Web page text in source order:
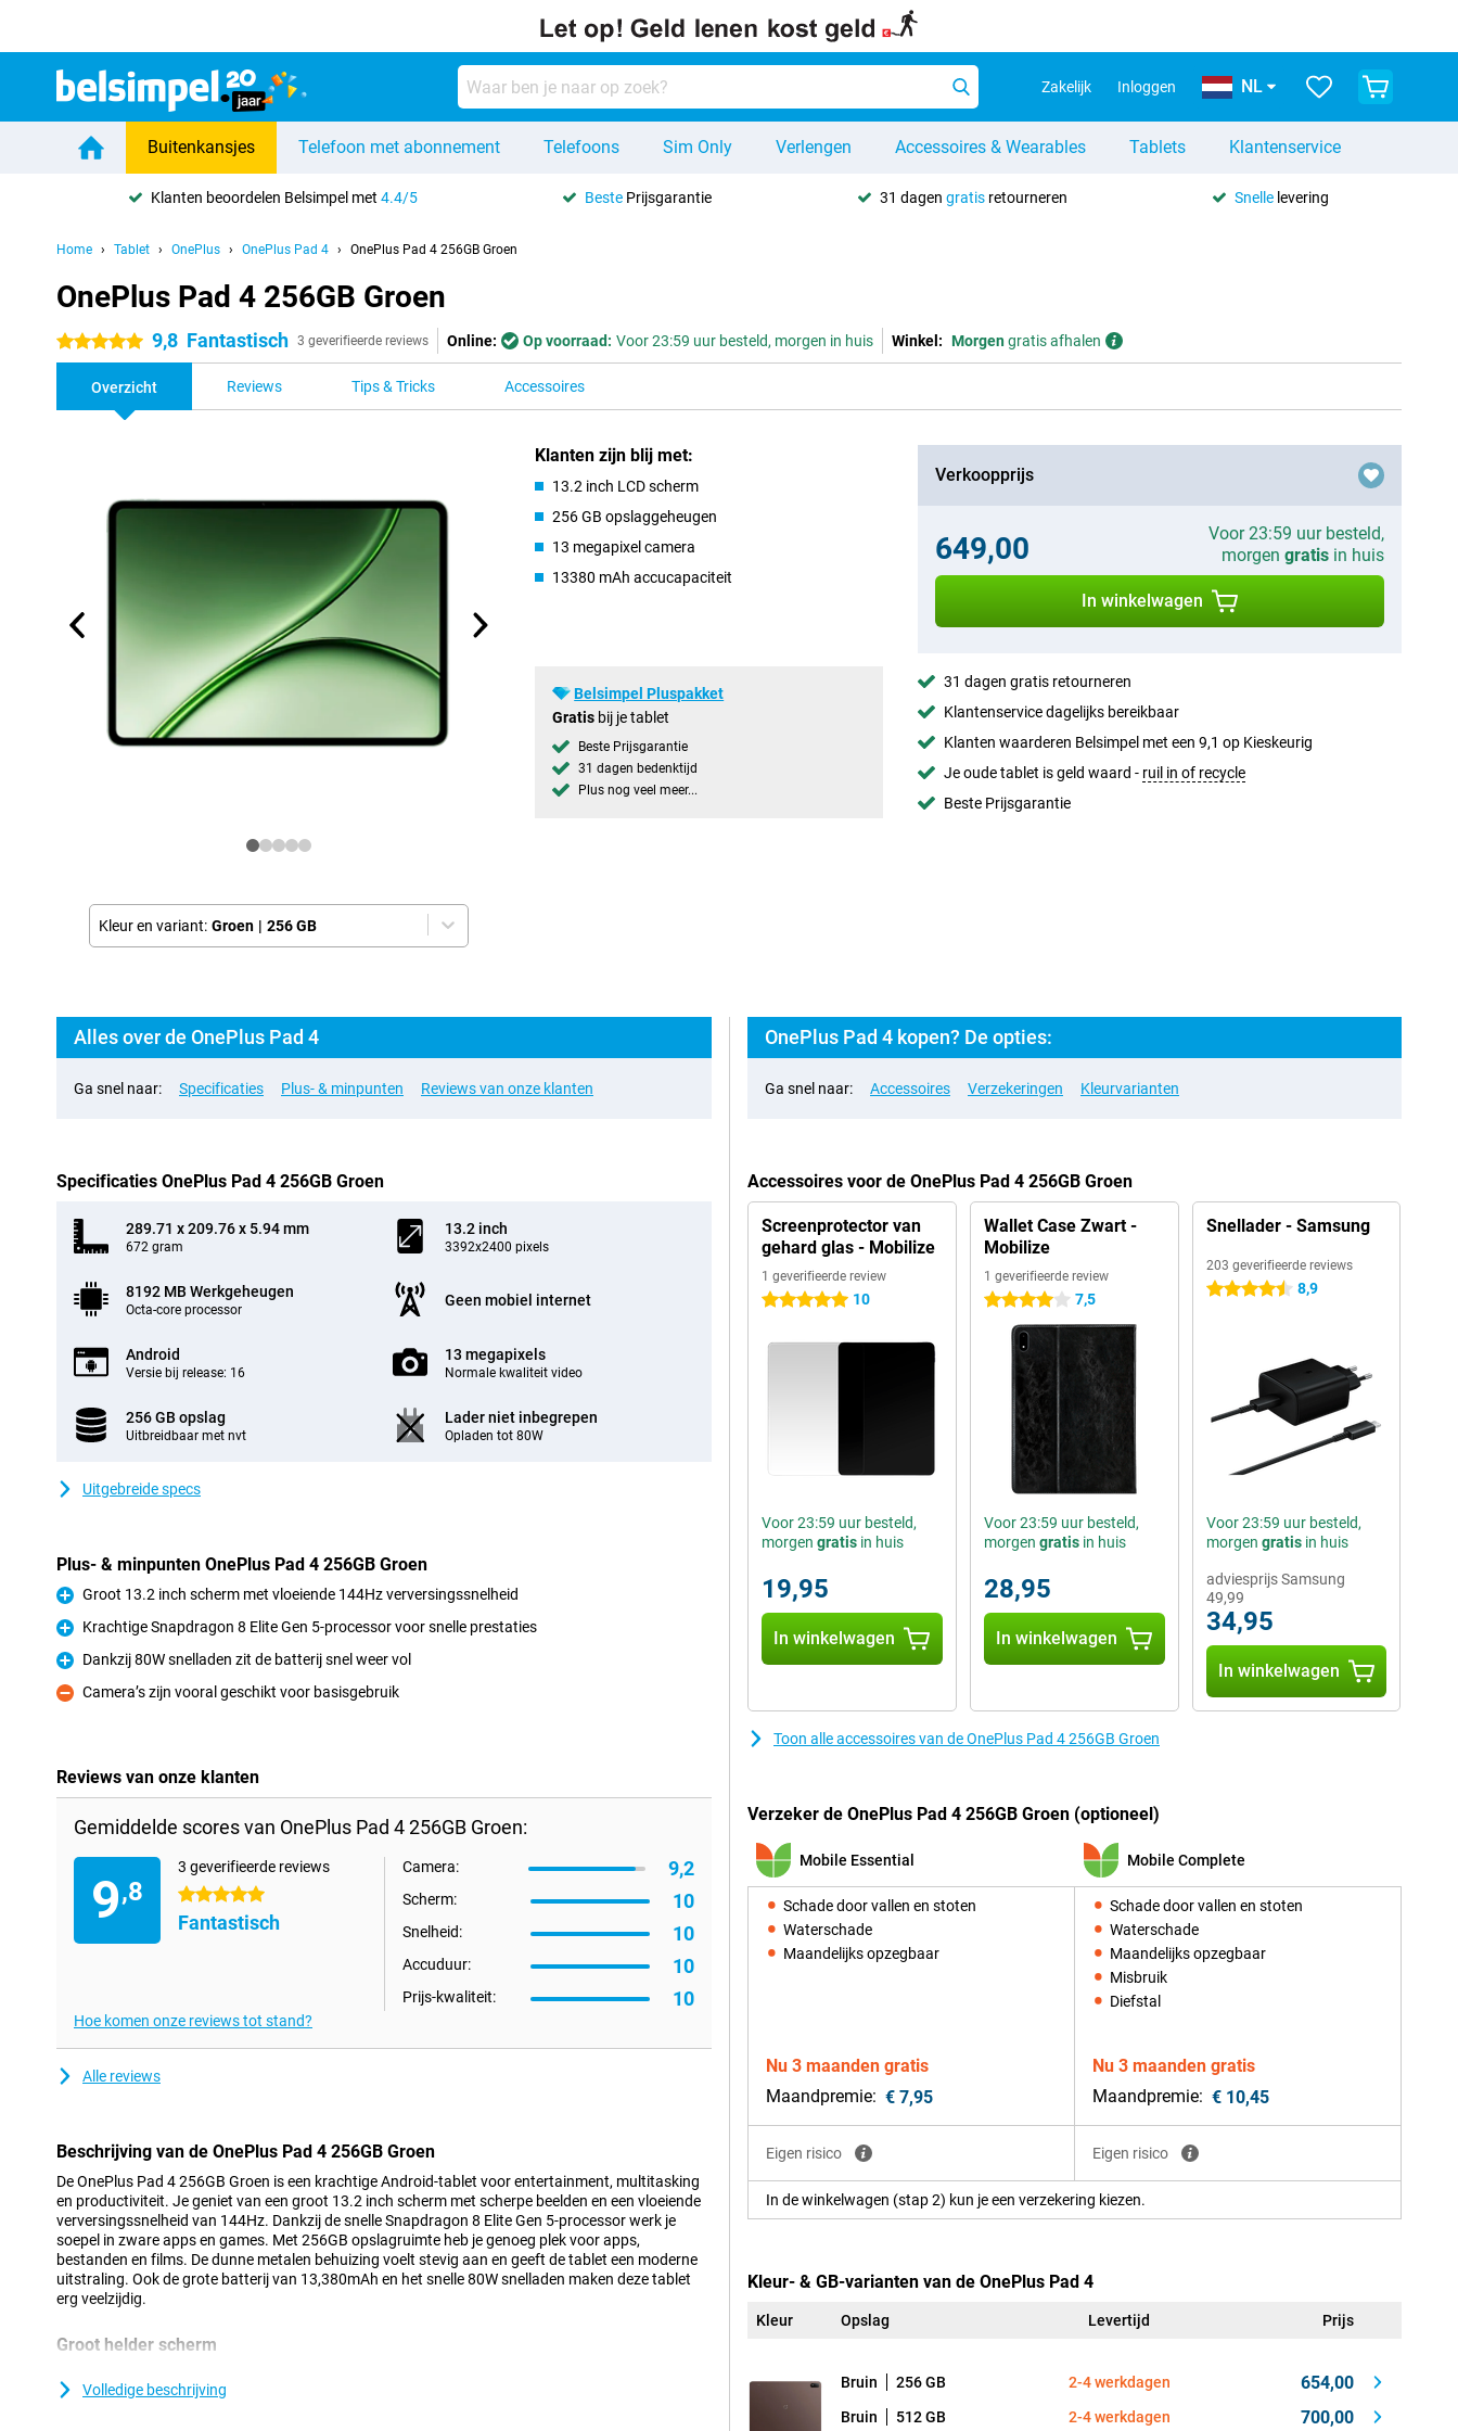
Zakelijk Inloggen NL
Buitenkansjes Telefoon met abonnement Telefoons Sim Only Verlengen Accessoires & Wearables Tablets Klantenservice
Klanten beoordelen Belsimpel met4.4/5 Beste Prijsgarantie 31 dagen gratisretourneren Snellelevering
Home Tablet OnePlus OnePlus Pad 4 OnePlus Pad 4 256GB Groen
OnePlus Pad 4 256GB Groen
5 sterren 9,8 Fantastisch 3 geverifieerde reviews Online: Op voorraad: Voor 23:59 uur besteld, morgen in huis Winkel: Morgengratis afhalen
Overzicht Reviews Tips & Tricks Accessoires
Kleur en variant: Groen | 256 GB
Klanten zijn blij met:
13.2 inch LCD scherm
256 GB opslaggeheugen
13 megapixel camera
13380 mAh accucapaciteit
Belsimpel Pluspakket
Gratis bij je tablet
Beste Prijsgarantie
31 dagen bedenktijd
Plus nog veel meer...
Verkoopprijs
649,00
Voor 23:59 uur besteld,
morgen gratisin huis
In winkelwagen
31 dagen gratis retourneren
Klantenservice dagelijks bereikbaar
Klanten waarderen Belsimpel met een 9,1 op Kieskeurig
Je oude tablet is geld waard - ruil in of recycle
Beste Prijsgarantie
Alles over de OnePlus Pad 4
Ga snel naar: Specificaties Plus- & minpunten Reviews van onze klanten
Specificaties OnePlus Pad 4 256GB Groen
289.71 x 209.76 x 5.94 mm
672 gram
13.2 inch
3392x2400 pixels
8192 MB Werkgeheugen
Octa-core processor
Geen mobiel internet
Android
Versie bij release: 16
13 megapixels
Normale kwaliteit video
256 GB opslag
Uitbreidbaar met nvt
Lader niet inbegrepen
Opladen tot 80W
Uitgebreide specs
Plus- & minpunten OnePlus Pad 4 256GB Groen
Pluspunt
Groot 13.2 inch scherm met vloeiende 144Hz verversingssnelheid
Pluspunt
Krachtige Snapdragon 8 Elite Gen 5-processor voor snelle prestaties
Pluspunt
Dankzij 80W snelladen zit de batterij snel weer vol
Minpunt
Camera’s zijn vooral geschikt voor basisgebruik
Reviews van onze klanten
Gemiddelde scores van OnePlus Pad 4 256GB Groen:
9,8
3 geverifieerde reviews
5 sterren
Fantastisch
Camera: 9,2
Scherm: 10
Snelheid: 10
Accuduur: 10
Prijs-kwaliteit: 10
Hoe komen onze reviews tot stand?
Alle reviews
Beschrijving van de OnePlus Pad 4 256GB Groen
De OnePlus Pad 4 256GB Groen is een krachtige Android-tablet voor entertainment, multitasking
en productiviteit. Je geniet van een groot 13.2 inch scherm met scherpe beelden en een vloeiende
verversingssnelheid van 144Hz. Dankzij de snelle Snapdragon 8 Elite Gen 5-processor werk je
soepel in zware apps en games. Met 256GB opslagruimte heb je genoeg plek voor apps,
bestanden en films. De dunne metalen behuizing voelt stevig aan en geeft de tablet een moderne
uitstraling. Ook de grote batterij van 13,380mAh en het snelle 80W snelladen maken deze tablet
erg veelzijdig.
Groot helder scherm
scherm heeft een hoge resolutie van 3392x2400 pixels, waardoor beelden scherp en gedetailleerd
Volledige beschrijving
OnePlus Pad 4 kopen? De opties:
Ga snel naar: Accessoires Verzekeringen Kleurvarianten
Accessoires voor de OnePlus Pad 4 256GB Groen
Screenprotector van
gehard glas - Mobilize
1 geverifieerde review
5 sterren 10
Voor 23:59 uur besteld,
morgen gratis in huis
19,95
In winkelwagen
Wallet Case Zwart -
Mobilize
1 geverifieerde review
4 sterren 7,5
Voor 23:59 uur besteld,
morgen gratisin huis
28,95
In winkelwagen
Snellader - Samsung
203 geverifieerde reviews
4.5 sterren 8,9
Voor 23:59 uur besteld,
morgen gratisin huis
49,99
adviesprijs Samsung
34,95
In winkelwagen
Toon alle accessoires van de OnePlus Pad 4 256GB Groen
Verzeker de OnePlus Pad 4 256GB Groen (optioneel)
Mobile Essential
Schade door vallen en stoten
Waterschade
Maandelijks opzegbaar
Nu 3 maanden gratis
Maandpremie: € 7,95
Eigen risico
Mobile Complete
Schade door vallen en stoten
Waterschade
Maandelijks opzegbaar
Misbruik
Diefstal
Nu 3 maanden gratis
Maandpremie: € 10,45
Eigen risico
In de winkelwagen (stap 2) kun je een verzekering kiezen.
Kleur- & GB-varianten van de OnePlus Pad 4
Kleur Opslag Levertijd Prijs
Bruin 256 GB 2-4 werkdagen 654,00
Bruin 512 GB 2-4 werkdagen 700,00